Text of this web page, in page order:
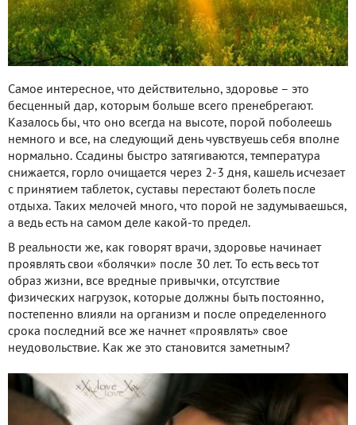
Самое интересное, что действительно, здоровье – это
бесценный дар, которым больше всего пренебрегают.
Казалось бы, что оно всегда на высоте, порой поболеешь
немного и все, на следующий день чувствуешь себя вполне
нормально. Ссадины быстро затягиваются, температура
снижается, горло очищается через 2-3 дня, кашель исчезает
с принятием таблеток, суставы перестают болеть после
отдыха. Таких мелочей много, что порой не задумываешься,
а ведь есть на самом деле какой-то предел.
В реальности же, как говорят врачи, здоровье начинает
проявлять свои «болячки» после 30 лет. То есть весь тот
образ жизни, все вредные привычки, отсутствие
физических нагрузок, которые должны быть постоянно,
постепенно влияли на организм и после определенного
срока последний все же начнет «проявлять» свое
неудовольствие. Как же это становится заметным?